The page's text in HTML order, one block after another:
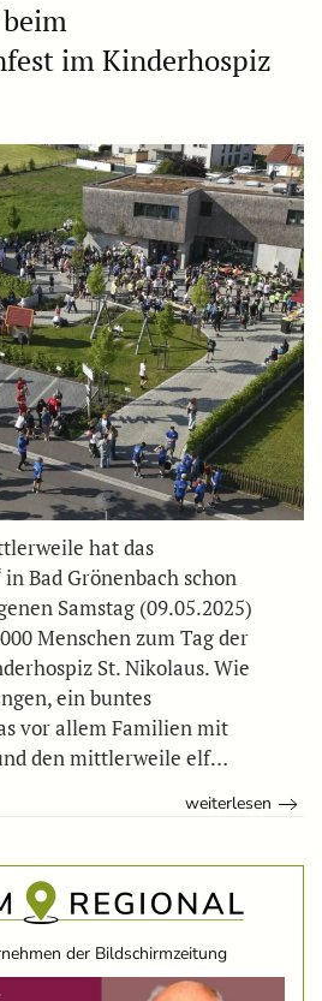
im Kinderhospiz
hat das
Bad Grönenbach schon
Samstag (09.05.2025)
Menschen zum Tag der
St. Nikolaus. Wie
ein buntes
vor allem Familien mit
den mittlerweile elf…
weiterlesen
der Bildschirmzeitung